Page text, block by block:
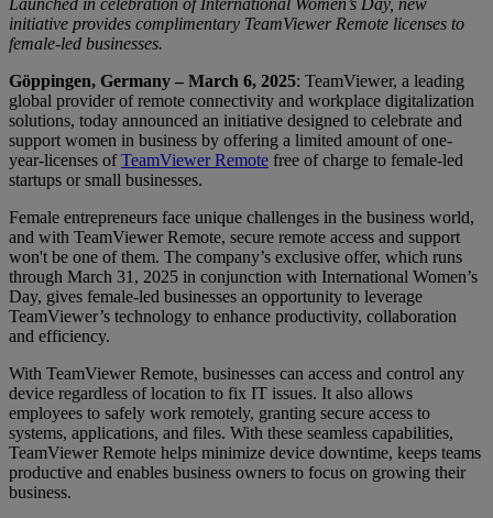
initiative provides complimentary TeamViewer Remote licenses to
female-led businesses.
Göppingen, Germany – March 6, 2025: TeamViewer, a leading
global provider of remote connectivity and workplace digitalization
solutions, today announced an initiative designed to celebrate and
support women in business by offering a limited amount of one-
year-licenses ofTeamViewer Remote free of charge to female-led
startups or small businesses.
Female entrepreneurs face unique challenges in the business world,
and with TeamViewer Remote, secure remote access and support
won't be one of them. The company’s exclusive offer, which runs
through March 31, 2025 in conjunction with International Women’s
Day, gives female-led businesses an opportunity to leverage
TeamViewer’s technology to enhance productivity, collaboration
and efficiency.
With TeamViewer Remote, businesses can access and control any
device regardless of location to fix IT issues. It also allows
employees to safely work remotely, granting secure access to
systems, applications, and files. With these seamless capabilities,
TeamViewer Remote helps minimize device downtime, keeps teams
productive and enables business owners to focus on growing their
business.